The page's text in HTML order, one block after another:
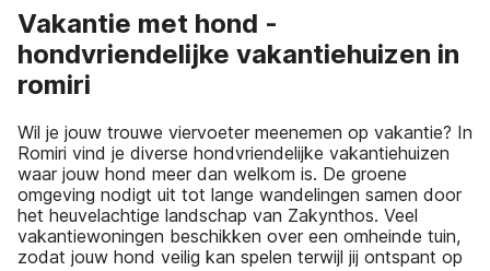
Vakantie met hond -
hondvriendelijke vakantiehuizen in
romiri
Wil je jouw trouwe viervoeter meenemen op vakantie? In
Romiri vind je diverse hondvriendelijke vakantiehuizen
waar jouw hond meer dan welkom is. De groene
omgeving nodigt uit tot lange wandelingen samen door
het heuvelachtige landschap van Zakynthos. Veel
vakantiewoningen beschikken over een omheinde tuin,
zodat jouw hond veilig kan spelen terwijl jij ontspant op